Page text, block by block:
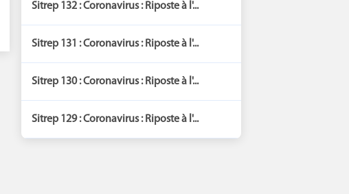
Sitrep 132 : Coronavirus : Riposte à l'...
Sitrep 131 : Coronavirus : Riposte à l'...
Sitrep 130 : Coronavirus : Riposte à l'...
Sitrep 129 : Coronavirus : Riposte à l'...